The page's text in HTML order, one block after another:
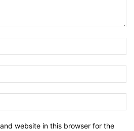
website in this browser for the